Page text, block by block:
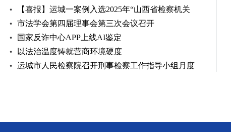
【喜报】运城一案例入选2025年“山西省检察机关
公益诉讼有代表
市法学会第四届理事会第三次会议召开
国家反诈中心APP上线AI鉴定
以法治温度铸就营商环境硬度
运城市人民检察院召开刑事检察工作指导小组月度